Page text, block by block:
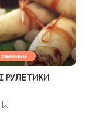
свинини
РУЛЕТИКИ